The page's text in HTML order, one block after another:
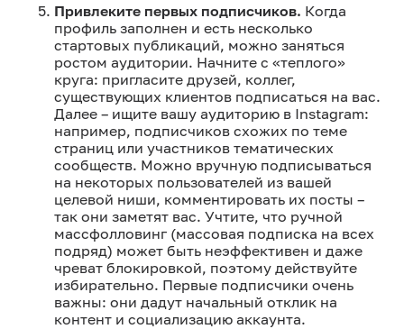
Привлеките первых подписчиков. Когда
профиль заполнен и есть несколько
стартовых публикаций, можно заняться
ростом аудитории. Начните с «теплого»
круга: пригласите друзей, коллег,
существующих клиентов подписаться на вас.
Далее – ищите вашу аудиторию в Instagram:
например, подписчиков схожих по теме
страниц или участников тематических
сообществ. Можно вручную подписываться
на некоторых пользователей из вашей
целевой ниши, комментировать их посты –
так они заметят вас. Учтите, что ручной
массфолловинг (массовая подписка на всех
подряд) может быть неэффективен и даже
чреват блокировкой, поэтому действуйте
избирательно. Первые подписчики очень
важны: они дадут начальный отклик на
контент и социализацию аккаунта.